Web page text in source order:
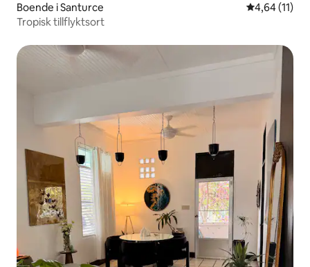
Boende i Santurce 4,64 av 5 i
4,64 (11)
Tropisk tillflyktsort